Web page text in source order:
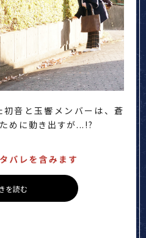
音と玉響メンバーは、蒼
めに動き出すが...!?
を読む